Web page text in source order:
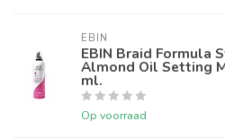
EBIN
EBIN Braid Formula
Almond Oil Setting
ml.
Op voorraad